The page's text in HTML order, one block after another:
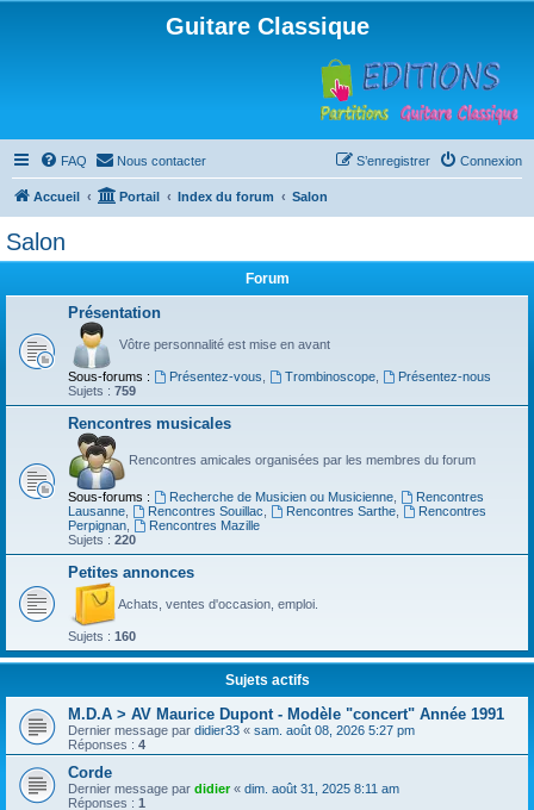
Guitare Classique
FAQ Nous contacter Connexion
S’enregistrer
Accueil Portail Index du forum Salon
Salon
Forum
Présentation
Vôtre personnalité est mise en avant
Sous-forums : Présentez-vous Trombinoscope,
Présentez-nous
Sujets : 759
Rencontres musicales
Rencontres amicales organisées par les membres du forum
Sous-forums : Recherche de Musicien ou Musicienne,
Rencontres
Lausanne
Rencontres Souillac Rencontres Sarthe,
Rencontres
Perpignan
Rencontres Mazille
Sujets : 220
Petites annonces
Achats, ventes d'occasion, emploi.
Sujets : 160
Sujets actifs
M.D.A > AV Maurice Dupont - Modèle "concert" Année 1991
Dernier message par didier33 « sam. août 08, 2026 5:27 pm
Réponses : 4
Corde
Dernier message par didier« dim. août 31, 2025 8:11 am
Réponses : 1